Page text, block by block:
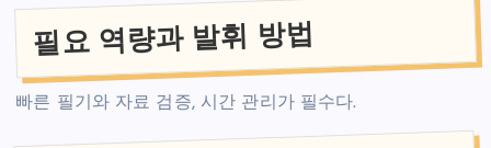
필요 역량과 발휘 방법
빠른 필기와 자료 검증, 시간 관리가 필수다.